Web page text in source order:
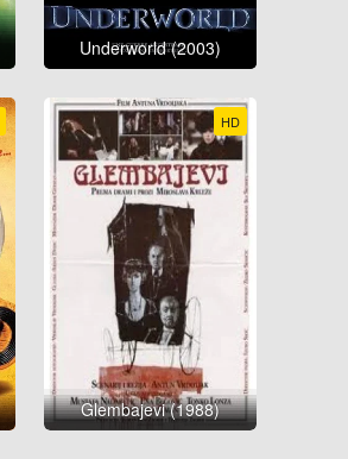
Underworld (2003)
HD
Glembajevi (1988)